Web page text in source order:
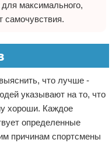
максимального,
самочувствия.
что лучше -
указывают на то, что
хороши. Каждое
определенные
причинам спортсмены